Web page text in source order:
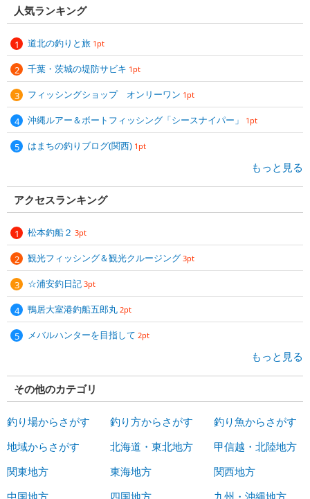
人気ランキング
道北の釣りと旅 1pt
千葉・茨城の堤防サビキ 1pt
フィッシングショップ オンリーワン 1pt
沖縄ルアー＆ボートフィッシング「シースナイパー」 1pt
はまちの釣りブログ(関西) 1pt
もっと見る
アクセスランキング
松本釣船２ 3pt
観光フィッシング＆観光クルージング 3pt
☆浦安釣日記 3pt
鴨居大室港釣船五郎丸 2pt
メバルハンターを目指して 2pt
もっと見る
その他のカテゴリ
釣り場からさがす 釣り方からさがす
釣り魚からさがす
地域からさがす
北海道・東北地方
甲信越・北陸地方
関東地方
東海地方
関西地方
中国地方
四国地方 九州・沖縄地方